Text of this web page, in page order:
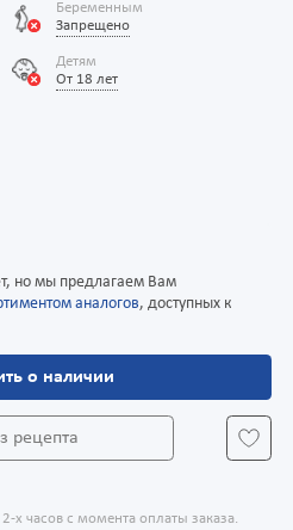
Беременным
Запрещено
Детям
От 18 лет
но мы предлагаем Вам
аналогов, доступных к
о наличии
рецепта
х часов с момента оплаты заказа.